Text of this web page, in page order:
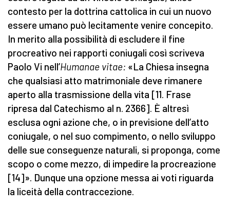
contesto per la dottrina cattolica in cui un nuovo
essere umano può lecitamente venire concepito.
In merito alla possibilità di escludere il fine
procreativo nei rapporti coniugali così scriveva
Paolo Vi nell’Humanae vitae: «La Chiesa insegna
che qualsiasi atto matrimoniale deve rimanere
aperto alla trasmissione della vita [11. Frase
ripresa dal Catechismo al n. 2366]. È altresì
esclusa ogni azione che, o in previsione dell’atto
coniugale, o nel suo compimento, o nello sviluppo
delle sue conseguenze naturali, si proponga, come
scopo o come mezzo, di impedire la procreazione
[14]». Dunque una opzione messa ai voti riguarda
la liceità della contraccezione.